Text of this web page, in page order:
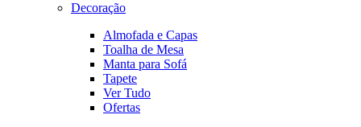
Decoração
Almofada e Capas
Toalha de Mesa
Manta para Sofá
Tapete
Ver Tudo
Ofertas